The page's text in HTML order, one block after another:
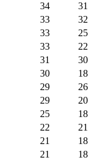
34
31
33
32
33
25
33
22
31
30
30
18
29
26
29
20
25
18
22
21
21
18
21
18